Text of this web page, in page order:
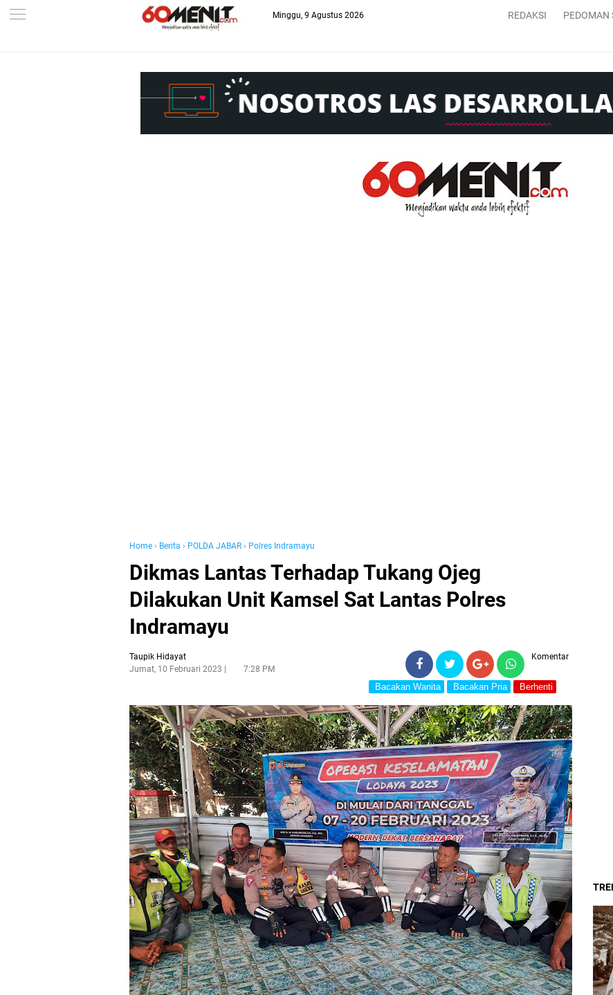
--> Minggu, 9 Agustus 2026 REDAKSI PEDOMAN
Home › Berita › POLDA JABAR › Polres Indramayu
Dikmas Lantas Terhadap Tukang Ojeg
Dilakukan Unit Kamsel Sat Lantas Polres
Indramayu
Taupik Hidayat
Jumat, 10 Februari 2023
7:28 PM
Komentar
Bacakan Wanita Bacakan Pria Berhenti